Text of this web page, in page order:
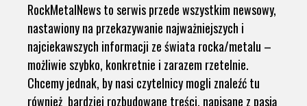
RockMetalNews to serwis przede wszystkim newsowy,
nastawiony na przekazywanie najważniejszych i
najciekawszych informacji ze świata rocka/metalu –
możliwie szybko, konkretnie i zarazem rzetelnie.
Chcemy jednak, by nasi czytelnicy mogli znaleźć tu
również bardziej rozbudowane treści, napisane z pasją